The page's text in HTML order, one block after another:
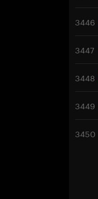
3446
3447
3448
3449
3450